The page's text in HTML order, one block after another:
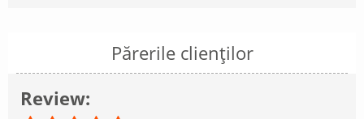
Părerile clienților
Review: